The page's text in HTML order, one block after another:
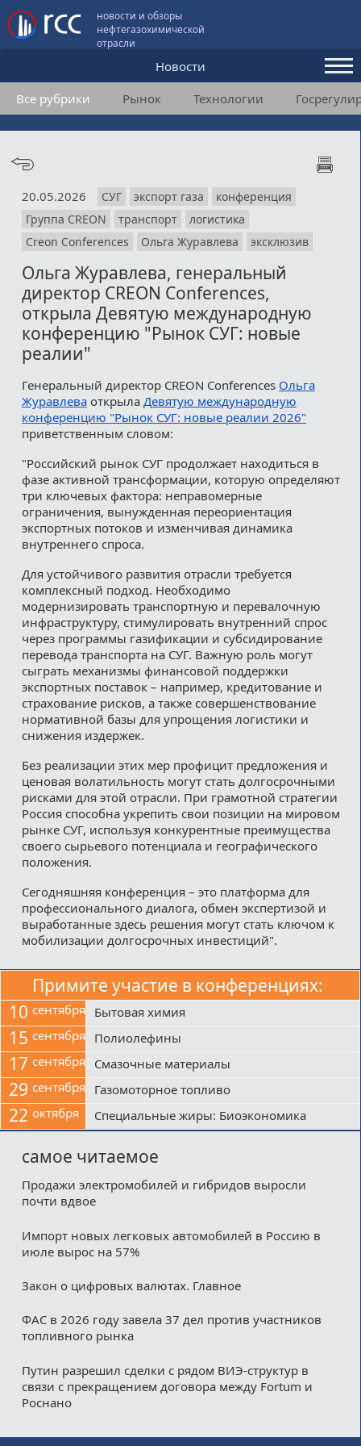
новости и обзоры
нефтегазохимической
отрасли
Новости
Аналитика и мнения
Конференции
Подписка
Пользовательское соглашение
Медиакит
Контакты
Все рубрики Рынок Технологии
20.05.2026 СУГ экспорт газа
конференция
Группа CREON
транспорт
логистика
Creon Conferences
Ольга Журавлева эксклюзив
Ольга Журавлева, генеральный
директор CREON Conferences,
открыла Девятую международную
конференцию "Рынок СУГ: новые
реалии"
Генеральный директор CREON Conferences Ольга
Журавлеваоткрыла Девятую международную
конференцию "Рынок СУГ: новые реалии 2026"
приветственным словом:
"Российский рынок СУГ продолжает находиться в
фазе активной трансформации, которую определяют
три ключевых фактора: неправомерные
ограничения, вынужденная переориентация
экспортных потоков и изменчивая динамика
внутреннего спроса.
Для устойчивого развития отрасли требуется
комплексный подход. Необходимо
модернизировать транспортную и перевалочную
инфраструктуру, стимулировать внутренний спрос
через программы газификации и субсидирование
перевода транспорта на СУГ. Важную роль могут
сыграть механизмы финансовой поддержки
экспортных поставок – например, кредитование и
страхование рисков, а также совершенствование
нормативной базы для упрощения логистики и
снижения издержек.
Без реализации этих мер профицит предложения и
ценовая волатильность могут стать долгосрочными
рисками для этой отрасли. При грамотной стратегии
Россия способна укрепить свои позиции на мировом
рынке СУГ, используя конкурентные преимущества
своего сырьевого потенциала и географического
положения.
Сегодняшняя конференция – это платформа для
профессионального диалога, обмен экспертизой и
выработанные здесь решения могут стать ключом к
мобилизации долгосрочных инвестиций".
Примите участие в конференциях:
10 сентября Бытовая химия
15 сентября Полиолефины
17 сентября Смазочные материалы
29 сентября Газомоторное топливо
22 октября Специальные жиры: Биоэкономика
самое читаемое
Продажи электромобилей и гибридов выросли
почти вдвое
Импорт новых легковых автомобилей в Россию в
июле вырос на 57%
Закон о цифровых валютах. Главное
ФАС в 2026 году завела 37 дел против участников
топливного рынка
Путин разрешил сделки с рядом ВИЭ-структур в
связи с прекращением договора между Fortum и
Роснано